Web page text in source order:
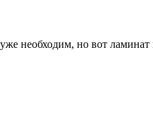
необходим, но вот